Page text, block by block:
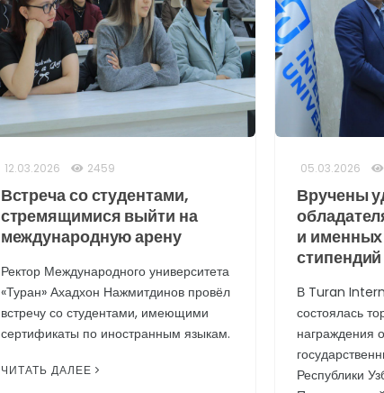
12.03.2026 2459
Встреча со студентами,
стремящимися выйти на
международную арену
Ректор Международного университета
«Туран» Ахадхон Нажмитдинов провёл
встречу со студентами, имеющими
сертификаты по иностранным языкам.
ЧИТАТЬ ДАЛЕЕ
05.03.2026
Вручены
и
стипендий
В Turan
состоялась
награждения
Республики